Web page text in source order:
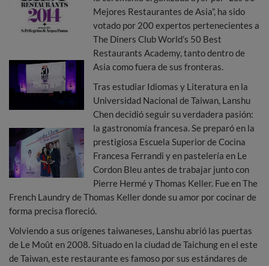
Mejores Restaurantes de Asia”, ha sido
votado por 200 expertos pertenecientes a
The Diners Club World’s 50 Best
Restaurants Academy, tanto dentro de
Asia como fuera de sus fronteras.
Tras estudiar Idiomas y Literatura en la
Universidad Nacional de Taiwan, Lanshu
Chen decidió seguir su verdadera pasión:
la gastronomía francesa. Se preparó en la
prestigiosa Escuela Superior de Cocina
Francesa Ferrandi y en pastelería en Le
Cordon Bleu antes de trabajar junto con
Pierre Hermé y Thomas Keller. Fue en The
French Laundry de Thomas Keller donde su amor por cocinar de
forma precisa floreció.
Volviendo a sus orígenes taiwaneses, Lanshu abrió las puertas
de Le Moût en 2008. Situado en la ciudad de Taichung en el este
de Taiwan, este restaurante es famoso por sus estándares de